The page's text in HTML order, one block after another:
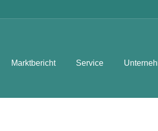
Marktbericht Service